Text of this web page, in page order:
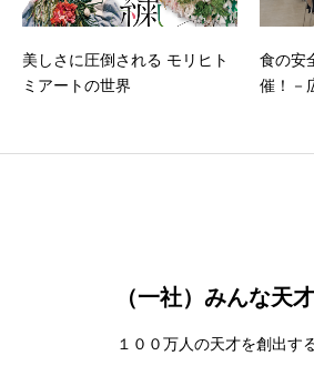
美しさに圧倒される モリヒト
ミアートの世界
食の安
催！－
（一社）みんな天
１００万人の天才を創出す